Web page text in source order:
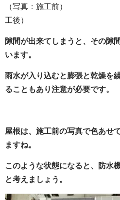
（写真：施工前
工後）
隙間が出来てしまうと、その隙
います。
雨水が入り込むと膨張と乾燥を
ることもあり注意が必要です。
屋根は、施工前の写真で色あせ
ますね。
このような状態になると、防水
と考えましょう。